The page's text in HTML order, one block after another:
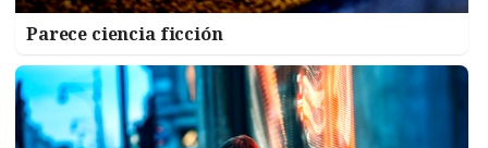
Parece ciencia ficción